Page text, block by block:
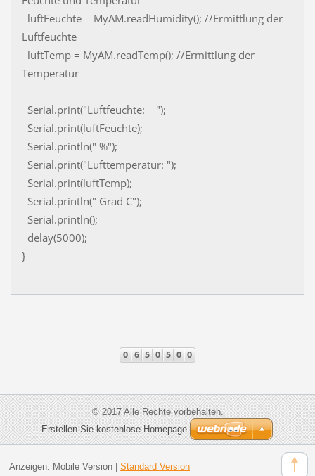
luftFeuchte = MyAM.readHumidity(); //Ermittlung der
Luftfeuchte
luftTemp = MyAM.readTemp(); //Ermittlung der
Temperatur
Serial.print("Luftfeuchte: ");
Serial.print(luftFeuchte);
Serial.println(" %");
Serial.print("Lufttemperatur: ");
Serial.print(luftTemp);
Serial.println(" Grad C");
Serial.println();
delay(5000);
}
© 2017 Alle Rechte vorbehalten.
Erstellen Sie kostenlose Homepage
Anzeigen: Mobile Version| Standard Version